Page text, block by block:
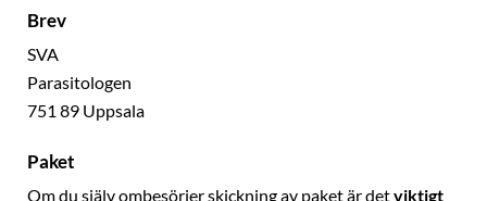
Brev
SVA
Parasitologen
751 89 Uppsala
Paket
Om du själv ombesörjer skickning av paket är detviktigt